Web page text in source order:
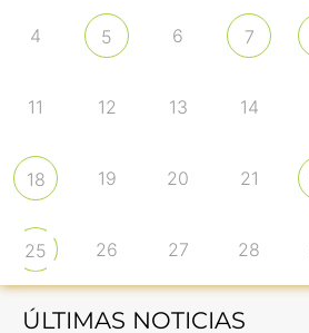
4 5 6 7
11 12 13 14
18 19 20 21
25 26 27 28
ÚLTIMAS NOTICIAS